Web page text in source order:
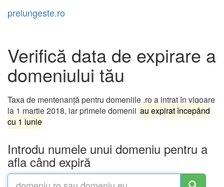
prelungeste.ro
Verifică data de expirare a
domeniului tău
Taxa de mentenanță pentru domeniile .ro a intrat în vigoare
la 1 martie 2018, iar primele domenii au expirat începând
cu 1 iunie
Introdu numele unui domeniu pentru a
afla când expiră